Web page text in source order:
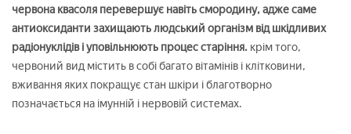
червона квасоля перевершує навіть смородину, адже саме
антиоксиданти захищають людський організм від шкідливих
радіонуклідів і уповільнюють процес старіння. крім того,
червоний вид містить в собі багато вітамінів і клітковини,
вживання яких покращує стан шкіри і благотворно
позначається на імунній і нервовій системах.